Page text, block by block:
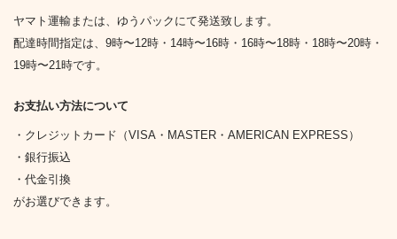
ヤマト運輸または、ゆうパックにて発送致します。
配達時間指定は、9時〜12時・14時〜16時・16時〜18時・18時〜20時・
19時〜21時です。
お支払い方法について
・クレジットカード（VISA・MASTER・AMERICAN EXPRESS）
・銀行振込
・代金引換
がお選びできます。